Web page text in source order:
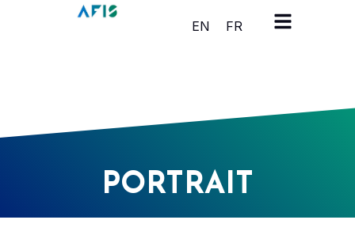
Panneau de gestion des cookies
EN
FR
PORTRAIT